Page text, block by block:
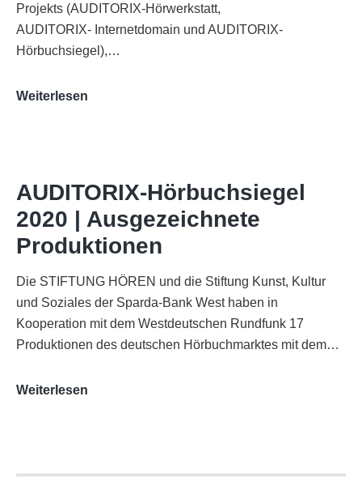
Projekts (AUDITORIX-Hörwerkstatt,
AUDITORIX- Internetdomain und AUDITORIX-
Hörbuchsiegel),…
Weiterlesen
Funkhaus
Köln
AUDITORIX-Hörbuchsiegel
2020 | Ausgezeichnete
Produktionen
Die STIFTUNG HÖREN und die Stiftung Kunst, Kultur
und Soziales der Sparda-Bank West haben in
Kooperation mit dem Westdeutschen Rundfunk 17
Produktionen des deutschen Hörbuchmarktes mit dem…
Weiterlesen
Ausgezeichnete